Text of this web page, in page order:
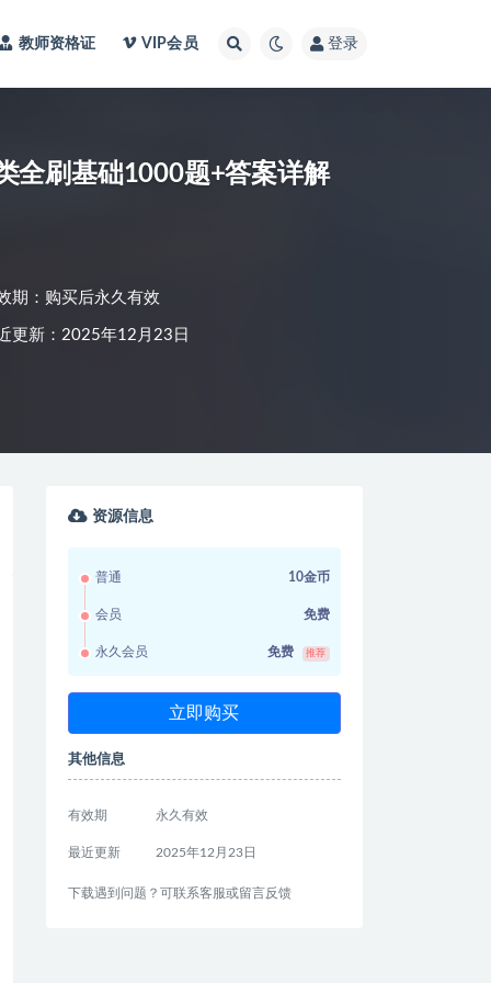
教师资格证 VIP会员 登录
全刷基础1000题+答案详解
期：购买后永久有效
更新：2025年12月23日
资源信息
普通 10金币
会员 免费
永久会员 免费 推荐
立即购买
其他信息
有效期 永久有效
最近更新 2025年12月23日
下载遇到问题？可联系客服或留言反馈